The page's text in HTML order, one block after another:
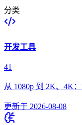
分类
开发工具
41
从 1080p 到 2K、4K
更新于 2026-08-08